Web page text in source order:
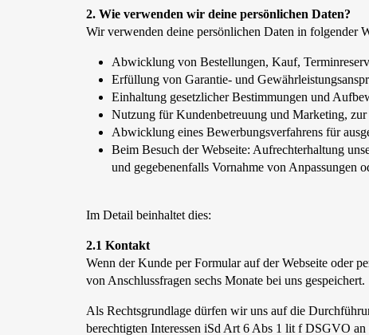
2. Wie verwenden wir deine persönlichen Daten?
Wir verwenden deine persönlichen Daten in folgender
Abwicklung von Bestellungen, Kauf,
Erfüllung von Garantie- und
Einhaltung gesetzlicher Bestimmungen und
Nutzung für Kundenbetreuung und Marketing,
Abwicklung eines Bewerbungsverfahrens für
Beim Besuch der Webseite: Aufrechterhaltung
und gegebenenfalls Vornahme von Anpassungen
Im Detail beinhaltet dies:
2.1 Kontakt
Wenn der Kunde per Formular auf der Webseite oder
von Anschlussfragen sechs Monate bei uns gespeichert.
Als Rechtsgrundlage dürfen wir uns auf die
berechtigten Interessen iSd Art 6 Abs 1 lit f DSGVO